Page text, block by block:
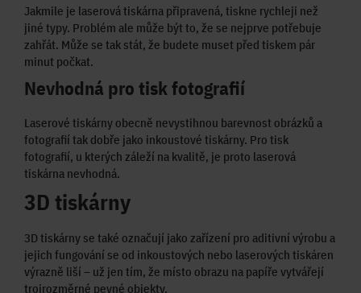
Jakmile je laserová tiskárna připravená, tiskne rychleji než
jiné typy. Problém ale může být to, že se nejprve potřebuje
zahřát. Může se tak stát, že budete muset před tiskem pár
minut počkat.
Nevhodná pro tisk fotografií
Laserové tiskárny obecně nevystihnou barevnost obrázků a
fotografií tak dobře jako inkoustové tiskárny. Pro tisk
fotografií, u kterých záleží na kvalitě, je proto laserová
tiskárna nevhodná.
3D tiskárny
3D tiskárny se také označují jako zařízení pro aditivní výrobu a
jejich fungování se od inkoustových nebo laserových tiskáren
výrazně liší – už jen tím, že místo obrazu na papíře vytvářejí
trojrozměrné pevné objekty.